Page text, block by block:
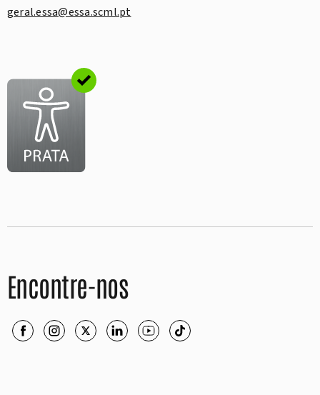
geral.essa@essa.scml.pt
Encontre-nos